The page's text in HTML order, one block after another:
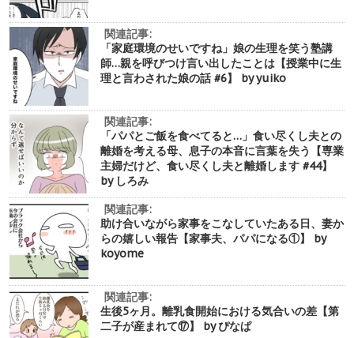
関連記事:
「家庭環境のせいですね」娘の生理を笑う塾講
師…親を呼びつけ言い出したことは【授業中に生
理と言わされた娘の話 #6】 by yuiko
関連記事:
「パパとご飯を食べてると…」食い尽くし夫との
離婚を考える母、息子の本音に言葉を失う【専業
主婦だけど、食い尽くし夫と離婚します #44】
by しろみ
関連記事:
助け合いながら家事をこなしていたある日、妻か
らの嬉しい報告【家事夫、パパになる①】 by
koyome
関連記事:
生後5ヶ月。離乳食開始における気合いの差【第
二子が産まれて⑰】 by ぴなぱ